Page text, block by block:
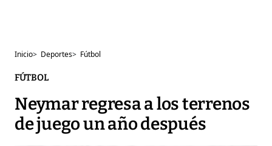
Inicio> Deportes> Fútbol
FÚTBOL
Neymar regresa a los terrenos
de juego un año después